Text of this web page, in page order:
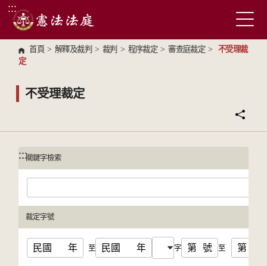
跳到主要內容區塊
:::
首頁 > 解釋及裁判 > 裁判 > 程序裁定 > 審查庭裁定 >
不受理裁
定
不受理裁定
:::
:::關鍵字檢索
裁定字號
民國 年 至 民國 年 字 第 號 至 第